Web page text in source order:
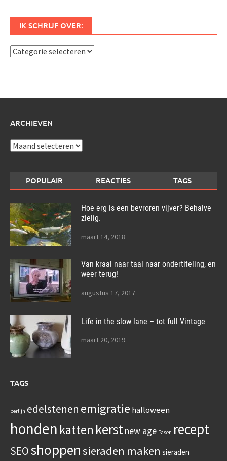
IK SCHRIJF OVER:
Ik
ARCHIEVEN
Archieven
POPULAIR REACTIES TAGS
Hoe erg is een bevroren vijver? Behalve
zielig.
maart 14, 2018
Van kraal naar taal naar ondertiteling, en
weer terug!
augustus 17, 2017
Life in the slow lane – tot full Vintage
maart 20, 2019
TAGS
berlijn edelstenen emigratie halloween
honden katten kerstnew age Pasen recept
SEOshoppensieraden maken sieraden